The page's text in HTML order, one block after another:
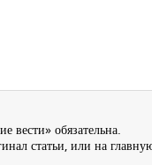
вести» обязательна.
статьи, или на